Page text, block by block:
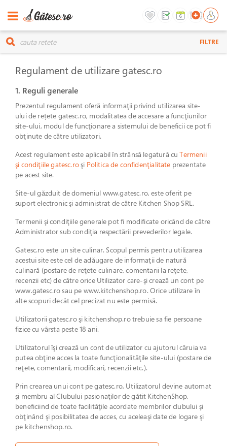
FILTRE
Regulament de utilizare gatesc.ro
1. Reguli generale
Prezentul regulament oferă informaţii privind utilizarea site-
ului de rețete gatesc.ro, modalitatea de accesare a funcţiunilor
site-ului, modul de funcţionare a sistemului de beneficii ce pot fi
obţinute de către utilizatori.
Acest regulament este aplicabil în strânsă legatură cuTermenii
şi condiţiile gatesc.roşi Politica de confidenţialitate prezentate
pe acest site.
Site-ul găzduit de domeniul www.gatesc.ro, este oferit pe
suport electronic şi administrat de către Kitchen Shop SRL.
Termenii şi condiţiile generale pot fi modificate oricând de către
Administrator sub condiţia respectării prevederilor legale.
Gatesc.ro este un site culinar. Scopul permis pentru utilizarea
acestui site este cel de adăugare de informaţii de natură
culinară (postare de reţete culinare, comentarii la reţete,
recenzii etc) de către orice Utilizator care-şi crează un cont pe
www.gatesc.ro sau pe www.kitchenshop.ro. Orice utilizare în
alte scopuri decât cel precizat nu este permisă.
Utilizatorii gatesc.ro şi kitchenshop.ro trebuie sa fie persoane
fizice cu vârsta peste 18 ani.
Utilizatorul îşi crează un cont de utilizator cu ajutorul căruia va
putea obţine acces la toate funcţionalităţile site-ului (postare de
reţete, comentarii, modificari, recenzii etc.).
Prin crearea unui cont pe gatesc.ro, Utilizatorul devine automat
şi membru al Clubului pasionaţilor de gătit KitchenShop,
beneficiind de toate facilităţile acordate membrilor clubului şi
obţinând şi posibilitatea de acces, cu aceleaşi date de logare şi
pe kitchenshop.ro.